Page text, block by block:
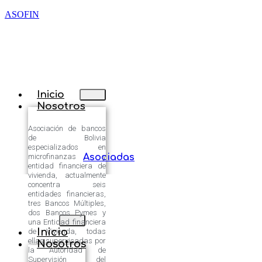
ASOFIN
Inicio
Nosotros
Asociación de bancos
de Bolivia
especializados en
microfinanzas y
entidad financiera de
vivienda, actualmente
concentra seis
entidades financieras,
tres Bancos Múltiples,
dos Bancos Pymes y
una Entidad financiera
de Vivienda, todas
ellas supervisadas por
la Autoridad de
Supervisión del
Asociadas
Inicio
Nosotros